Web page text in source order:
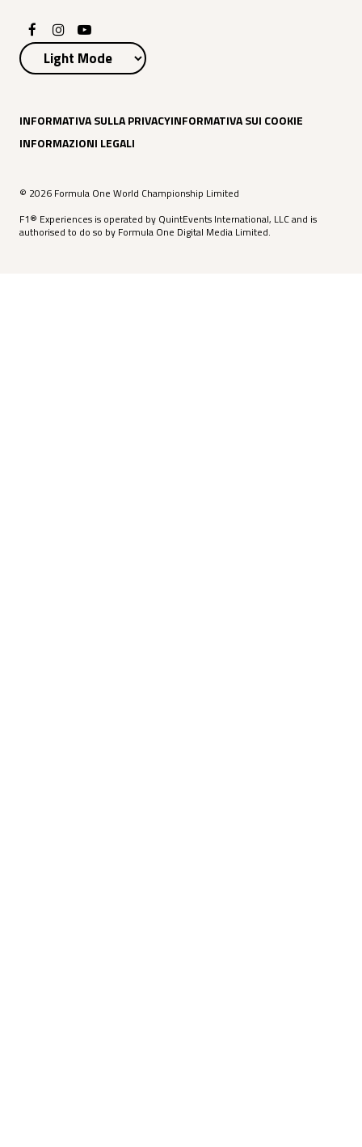
INFORMATIVA SULLA PRIVACYINFORMATIVA SUI COOKIE
INFORMAZIONI LEGALI
© 2026 Formula One World Championship Limited
F1® Experiences is operated by QuintEvents International, LLC and is
authorised to do so by Formula One Digital Media Limited.